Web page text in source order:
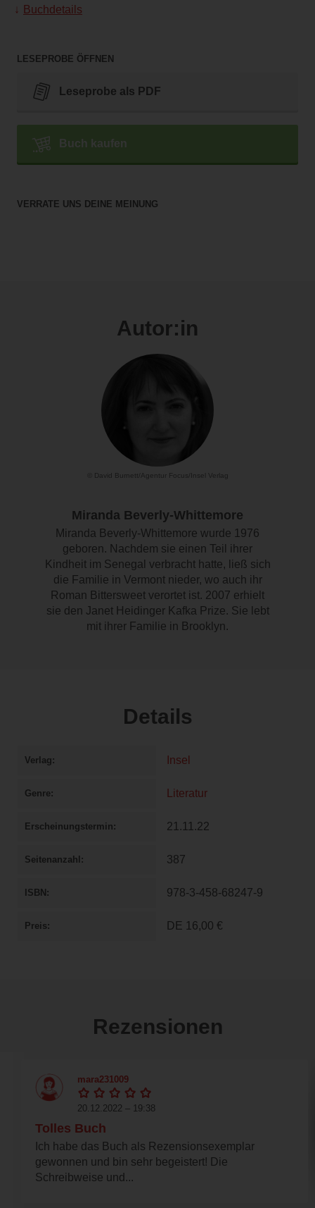
Buchdetails
LESEPROBE ÖFFNEN
Leseprobe als PDF
Buch kaufen
VERRATE UNS DEINE MEINUNG
Autor:in
© David Burnett/Agentur Focus/Insel Verlag
Miranda Beverly-Whittemore
Miranda Beverly-Whittemore wurde 1976
geboren. Nachdem sie einen Teil ihrer
Kindheit im Senegal verbracht hatte, ließ sich
die Familie in Vermont nieder, wo auch ihr
Roman Bittersweet verortet ist. 2007 erhielt
sie den Janet Heidinger Kafka Prize. Sie lebt
mit ihrer Familie in Brooklyn.
Details
Verlag Insel
Genre Literatur
Erscheinungstermin 21.11.22
Seitenanzahl 387
ISBN 978-3-458-68247-9
Preis DE 16,00 €
Rezensionen
mara231009
20.12.2022 – 19:38
Tolles Buch
Ich habe das Buch als Rezensionsexemplar
gewonnen und bin sehr begeistert! Die
Schreibweise und...